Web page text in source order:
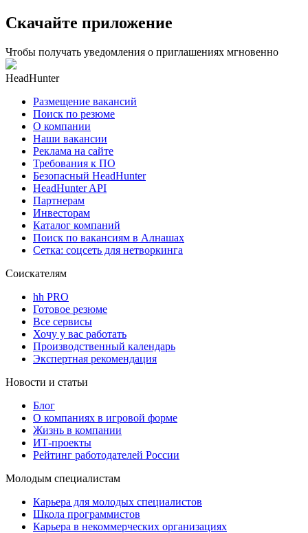
Скачайте приложение
Чтобы получать уведомления о приглашениях мгновенно
HeadHunter
Размещение вакансий
Поиск по резюме
О компании
Наши вакансии
Реклама на сайте
Требования к ПО
Безопасный HeadHunter
HeadHunter API
Партнерам
Инвесторам
Каталог компаний
Поиск по вакансиям в Алнашах
Сетка: соцсеть для нетворкинга
Соискателям
hh PRO
Готовое резюме
Все сервисы
Хочу у вас работать
Производственный календарь
Экспертная рекомендация
Новости и статьи
Блог
О компаниях в игровой форме
Жизнь в компании
ИТ-проекты
Рейтинг работодателей России
Молодым специалистам
Карьера для молодых специалистов
Школа программистов
Карьера в некоммерческих организациях